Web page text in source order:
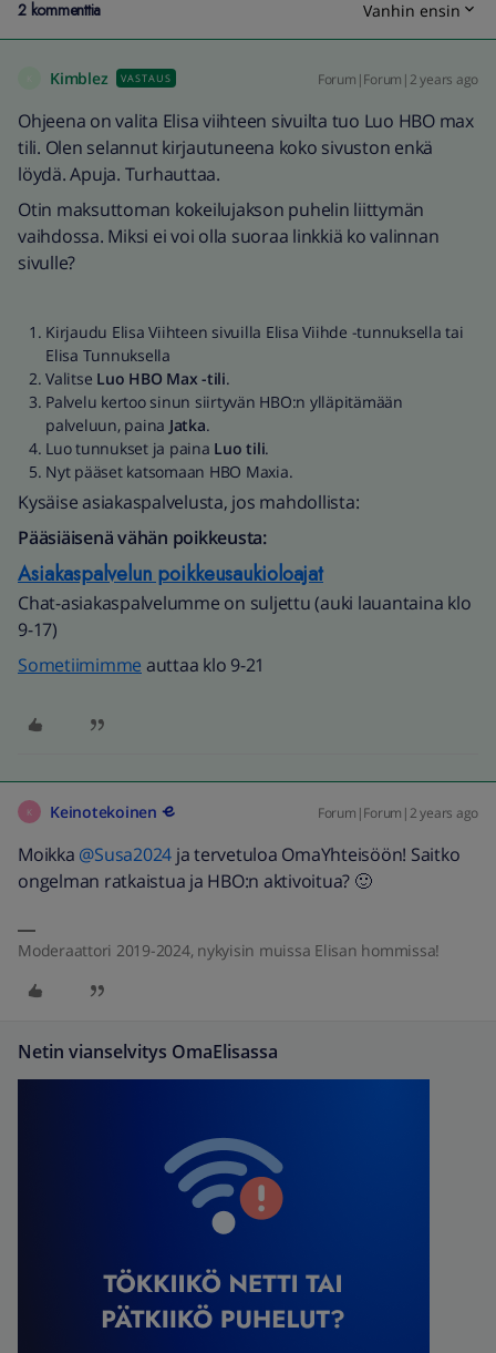
2 kommenttia Vanhin ensin
Kimblez VASTAUS Forum|Forum|2 years ago
Ohjeena on valita Elisa viihteen sivuilta tuo Luo HBO max
tili. Olen selannut kirjautuneena koko sivuston enkä
löydä. Apuja. Turhauttaa.
Otin maksuttoman kokeilujakson puhelin liittymän
vaihdossa. Miksi ei voi olla suoraa linkkiä ko valinnan
sivulle?
Kirjaudu Elisa Viihteen sivuilla Elisa Viihde -tunnuksella tai
Elisa Tunnuksella
Valitse Luo HBO Max -tili.
Palvelu kertoo sinun siirtyvän HBO:n ylläpitämään
palveluun, paina Jatka.
Luo tunnukset ja paina Luo tili.
Nyt pääset katsomaan HBO Maxia.
Kysäise asiakaspalvelusta, jos mahdollista:
Pääsiäisenä vähän poikkeusta:
Asiakaspalvelun poikkeusaukioloajat
Chat-asiakaspalvelumme on suljettu (auki lauantaina klo
9-17)
Sometiimimme auttaa klo 9-21
K Keinotekoinen Forum|Forum|2 years ago
Moikka @Susa2024 ja tervetuloa OmaYhteisöön! Saitko
ongelman ratkaistua ja HBO:n aktivoitua? 🙂
Moderaattori 2019-2024, nykyisin muissa Elisan hommissa!
Netin vianselvitys OmaElisassa